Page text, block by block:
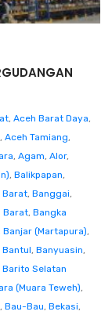
, Aceh Barat Daya,
, Aceh Tamiang,
, Agam, Alor,
, Balikpapan,
Barat, Banggai,
Barat, Bangka
Banjar (Martapura),
Bantul, Banyuasin,
Barito Selatan
(Muara Teweh),
, Bau-Bau, Bekasi,